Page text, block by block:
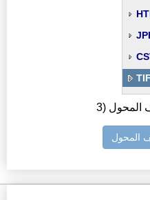
المحول
المحول